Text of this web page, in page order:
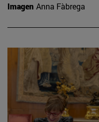
Imagen Anna Fàbrega